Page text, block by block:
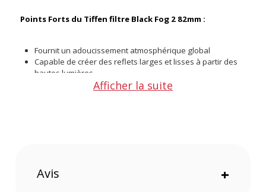
Points Forts du Tiffen filtre Black Fog 2 82mm :
Fournit un adoucissement atmosphérique global
Capable de créer des reflets larges et lisses à partir des
hautes lumières
Conserve les noirs sans atténuation excessive des
Type de Produit : filtre Black Fog
Afficher la suite
Avis +